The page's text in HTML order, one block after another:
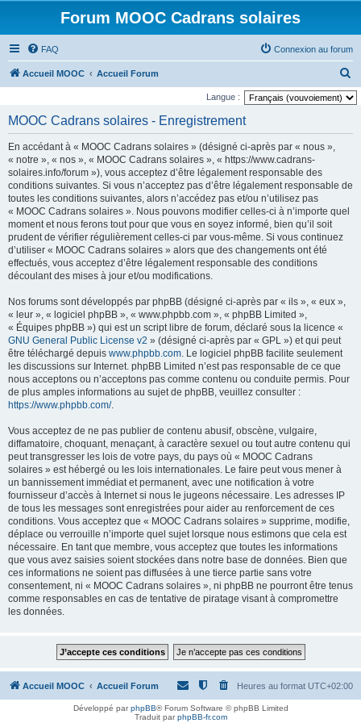
Forum MOOC Cadrans solaires
FAQ Connexion au forum
Accueil MOOC Accueil Forum
e
Langue :
MOOC Cadrans solaires - Enregistrement
En accédant à « MOOC Cadrans solaires » (désigné ci-après par « nous »,
« notre », « nos », « MOOC Cadrans solaires », « https://www.cadrans-
solaires.info/forum »), vous acceptez d’être légalement responsable des
conditions suivantes. Si vous n’acceptez pas d’être légalement responsable de
toutes les conditions suivantes, alors n’accédez pas et/ou n’utilisez pas
« MOOC Cadrans solaires ». Nous pouvons modifier celles-ci à n’importe quel
moment et nous ferons tout pour que vous en soyez informé, bien qu’il soit
prudent de vérifier régulièrement celles-ci par vous-même. Si vous continuez
d’utiliser « MOOC Cadrans solaires » alors que des changements ont été
effectués, vous acceptez d’être légalement responsable des conditions
découlant des mises à jour et/ou modifications.
Nos forums sont développés par phpBB (désigné ci-après par « ils », « eux »,
« leur », « logiciel phpBB », « www.phpbb.com », « phpBB Limited »,
« Équipes phpBB ») qui est un script libre de forum, déclaré sous la licence «
GNU General Public License v2 » (désigné ci-après par « GPL ») et qui peut
être téléchargé depuis www.phpbb.com. Le logiciel phpBB facilite seulement
les discussions sur Internet. phpBB Limited n’est pas responsable de ce que
nous acceptons ou n’acceptons pas comme contenu ou conduite permis. Pour
de plus amples informations au sujet de phpBB, veuillez consulter :
https://www.phpbb.com/.
Vous acceptez de ne pas publier de contenu abusif, obscène, vulgaire,
diffamatoire, choquant, menaçant, à caractère sexuel ou tout autre contenu qui
peut transgresser les lois de votre pays, du pays où « MOOC Cadrans
solaires » est hébergé ou les lois internationales. Le faire peut vous mener à
un bannissement immédiat et permanent, avec une notification à votre
fournisseur d’accès à Internet si nous le jugeons nécessaire. Les adresses IP
de tous les messages sont enregistrées pour aider au renforcement de ces
conditions. Vous acceptez que « MOOC Cadrans solaires » supprime, modifie,
déplace ou verrouille n’importe quel sujet lorsque nous estimons que cela est
nécessaire. En tant que membre, vous acceptez que toutes les informations
que vous avez saisies soient stockées dans notre base de données. Bien que
ces informations ne soient pas diffusées à une tierce partie sans votre
consentement, ni « MOOC Cadrans solaires », ni phpBB ne pourront être tenus
comme responsables en cas de tentative de piratage visant à compromettre
les données.
Accueil MOOC Accueil Forum Heures au format UTC+02:00
Développé parphpBB® Forum Software © phpBB Limited
Traduit parphpBB-fr.com